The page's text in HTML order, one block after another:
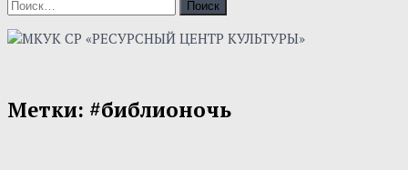
Метки: #библионочь